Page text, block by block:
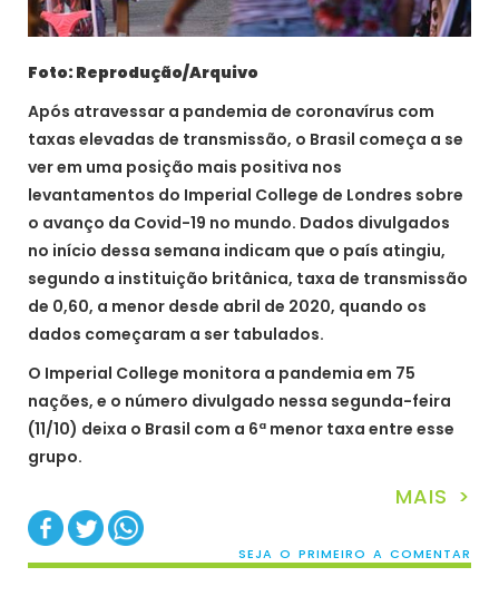
Foto: Reprodução/Arquivo
Após atravessar a pandemia de coronavírus com
taxas elevadas de transmissão, o Brasil começa a se
ver em uma posição mais positiva nos
levantamentos do Imperial College de Londres sobre
o avanço da Covid-19 no mundo. Dados divulgados
no início dessa semana indicam que o país atingiu,
segundo a instituição britânica, taxa de transmissão
de 0,60, a menor desde abril de 2020, quando os
dados começaram a ser tabulados.
O Imperial College monitora a pandemia em 75
nações, e o número divulgado nessa segunda-feira
(11/10) deixa o Brasil com a 6ª menor taxa entre esse
grupo.
MAIS >
SEJA O PRIMEIRO A COMENTAR